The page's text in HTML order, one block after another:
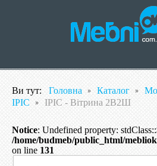
Ви тут: Головна Каталог
ІРІС
ІРІС - Вітрина 2В2Ш
Notice: Undefined property:
/home/budmeb/public_html/
on line131